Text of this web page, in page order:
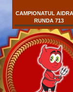
CAMPIONATUL
RUNDA 713